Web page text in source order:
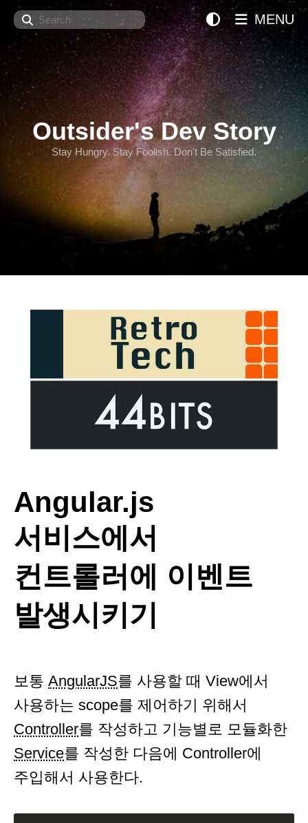
Search
Outsider's Dev Story
Stay Hungry. Stay Foolish. Don't Be Satisfied.
MENU
Angular.js
서비스에서
컨트롤러에 이벤트
발생시키기
보통 AngularJS를 사용할 때 View에서
사용하는 scope를 제어하기 위해서
Controller를 작성하고 기능별로 모듈화한
Service를 작성한 다음에 Controller에
주입해서 사용한다.